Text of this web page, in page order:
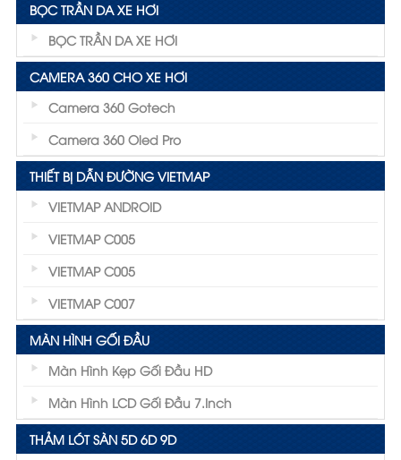
BỌC TRẦN DA XE HƠI
BỌC TRẦN DA XE HƠI
CAMERA 360 CHO XE HƠI
Camera 360 Gotech
Camera 360 Oled Pro
THIẾT BỊ DẪN ĐƯỜNG VIETMAP
VIETMAP ANDROID
VIETMAP C005
VIETMAP C005
VIETMAP C007
MÀN HÌNH GỐI ĐẦU
Màn Hình Kẹp Gối Đầu HD
Màn Hình LCD Gối Đầu 7.inch
THẢM LÓT SÀN 5D 6D 9D